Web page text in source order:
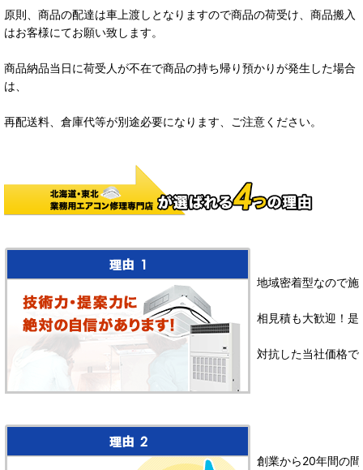
原則、商品の配達は車上渡しとなりますので商品の荷受け、商品搬入
はお客様にてお願い致します。
商品納品当日に荷受人が不在で商品の持ち帰り預かりが発生した場合
は、
再配送料、倉庫代等が別途必要になります、ご注意ください。
地域密着型なので
相見積も大歓迎！
対抗した当社価格
創業から20年間の